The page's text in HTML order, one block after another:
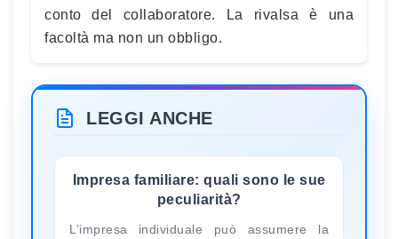
conto del collaboratore. La rivalsa è una
facoltà ma non un obbligo.
LEGGI ANCHE
Impresa familiare: quali sono le sue
peculiarità?
L’impresa individuale può assumere la